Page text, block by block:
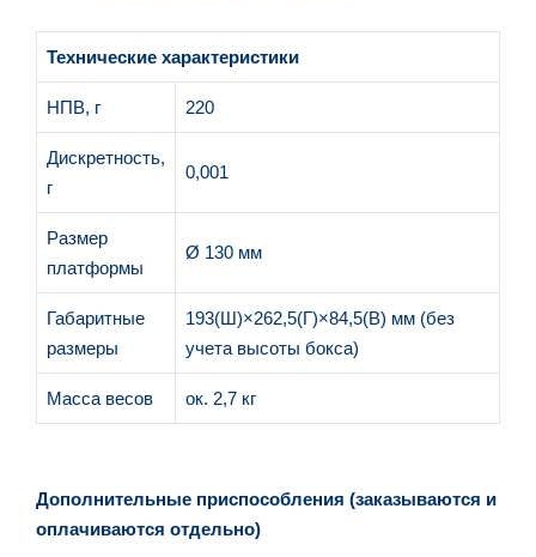
Технические характеристики
НПВ, г 220
Дискретность,
г
0,001
Размер
платформы
Ø 130 мм
Габаритные
размеры
193(Ш)×262,5(Г)×84,5(В) мм (без
учета высоты бокса)
Масса весов ок. 2,7 кг
Дополнительные приспособления (заказываются и
оплачиваются отдельно)